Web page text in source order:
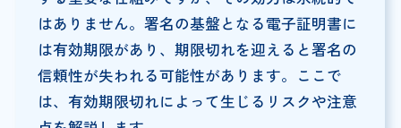
はありません。署名の基盤となる電子証明書に
は有効期限があり、期限切れを迎えると署名の
信頼性が失われる可能性があります。ここで
は、有効期限切れによって生じるリスクや注意